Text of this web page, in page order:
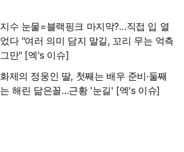
지수 눈물=블랙핑크 마지막?…직접 입 열
었다 "여러 의미 담지 말길, 꼬리 무는 억측
그만" [엑's 이슈]
화제의 정웅인 딸, 첫째는 배우 준비·둘째
는 해린 닮은꼴…근황 '눈길' [엑's 이슈]